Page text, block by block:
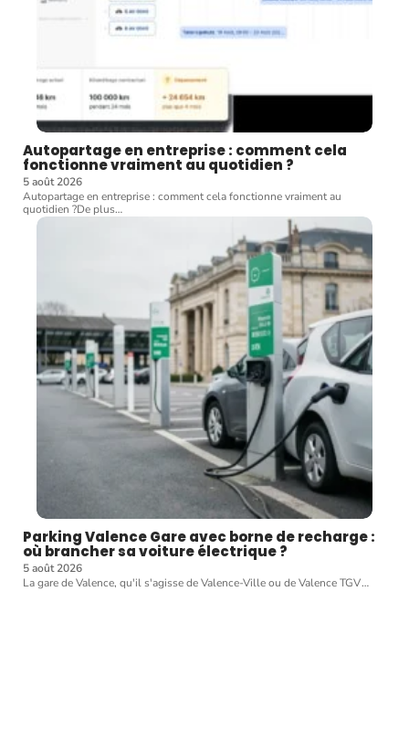
Autopartage en entreprise : comment cela
fonctionne vraiment au quotidien ?
5 août 2026
Autopartage en entreprise : comment cela fonctionne vraiment au
quotidien ?De plus…
Parking Valence Gare avec borne de recharge :
où brancher sa voiture électrique ?
5 août 2026
La gare de Valence, qu'il s'agisse de Valence-Ville ou de Valence TGV…